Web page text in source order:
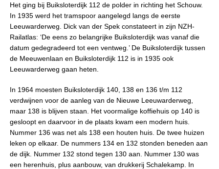
Het ging bij Buiksloterdijk 112 de polder in richting het Schouw.
In 1935 werd het tramspoor aangelegd langs de eerste
Leeuwarderweg. Dick van der Spek constateert in zijn NZH-
Railatlas: ‘De eens zo belangrijke Buiksloterdijk was vanaf die
datum gedegradeerd tot een ventweg.’ De Buiksloterdijk tussen
de Meeuwenlaan en Buiksloterdijk 112 is in 1935 ook
Leeuwarderweg gaan heten.
In 1964 moesten Buiksloterdijk 140, 138 en 136 t/m 112
verdwijnen voor de aanleg van de Nieuwe Leeuwarderweg,
maar 138 is blijven staan. Het voormalige koffiehuis op 140 is
gesloopt en daarvoor in de plaats kwam een modern huis.
Nummer 136 was net als 138 een houten huis. De twee huizen
leken op elkaar. De nummers 134 en 132 stonden beneden aan
de dijk. Nummer 132 stond tegen 130 aan. Nummer 130 was
een herenhuis, plus aanbouw, van drukkerij Schalekamp. In